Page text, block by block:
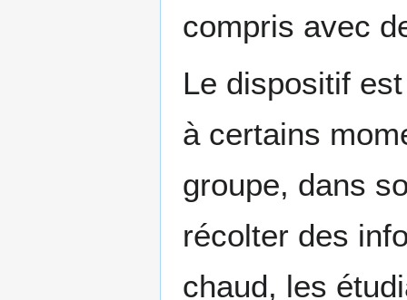
compris avec
Le dispositif
à certains
groupe, dans
récolter des
chaud, les